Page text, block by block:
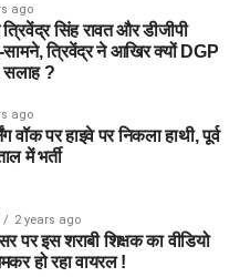
ago
त्रिवेंद्र सिंह रावत और डीजीपी
त्रिवेंद्र ने आखिर क्यों DGP
सलाह ?
ago
वॉक पर हाइवे पर निकला हाथी, पूर्व
में भर्ती
2 years ago
पर इस शराबी शिक्षक का वीडियो
हो रहा वायरल !